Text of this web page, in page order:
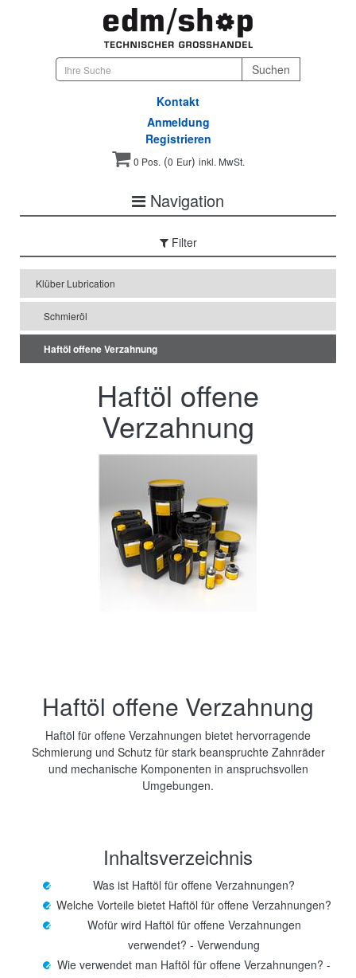
Kontakt
Anmeldung
Registrieren
0 Pos.(0 Eur) inkl. MwSt.
Navigation
Filter
Klüber Lubrication
Schmieröl
Haftöl offene Verzahnung
Haftöl offene
Verzahnung
Haftöl offene Verzahnung
Haftöl für offene Verzahnungen bietet hervorragende
Schmierung und Schutz für stark beanspruchte Zahnräder
und mechanische Komponenten in anspruchsvollen
Umgebungen.
Inhaltsverzeichnis
Was ist Haftöl für offene Verzahnungen?
Welche Vorteile bietet Haftöl für offene Verzahnungen?
Wofür wird Haftöl für offene Verzahnungen
verwendet? - Verwendung
Wie verwendet man Haftöl für offene Verzahnungen? -